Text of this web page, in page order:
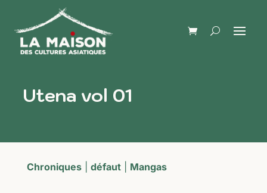
Utena vol 01
Chroniques| défaut| Mangas